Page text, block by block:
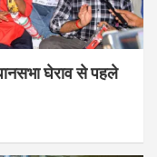
घेराव से पहले